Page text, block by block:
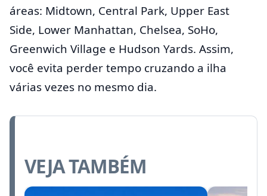
áreas: Midtown, Central Park, Upper East
Side, Lower Manhattan, Chelsea, SoHo,
Greenwich Village e Hudson Yards. Assim,
você evita perder tempo cruzando a ilha
várias vezes no mesmo dia.
VEJA TAMBÉM